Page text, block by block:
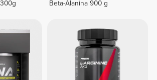
Beta-Alanina 900 g